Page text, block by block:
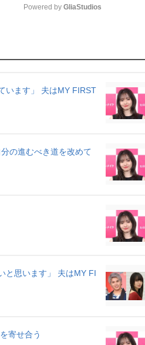
u
e
Powered by GliaStudios
います」 夫はMY FIRST
の進むべき道を改めて
と思います」 夫はMY FI
寄せ合う